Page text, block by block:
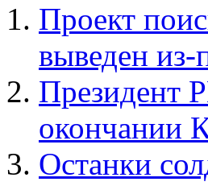
Проект
выведен из-
Президент
окончании
Останки